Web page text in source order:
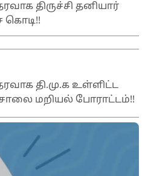
திருச்சி தனியார்
தி.மு.க உள்ளிட்ட
சாலை மறியல் போராட்டம்!!